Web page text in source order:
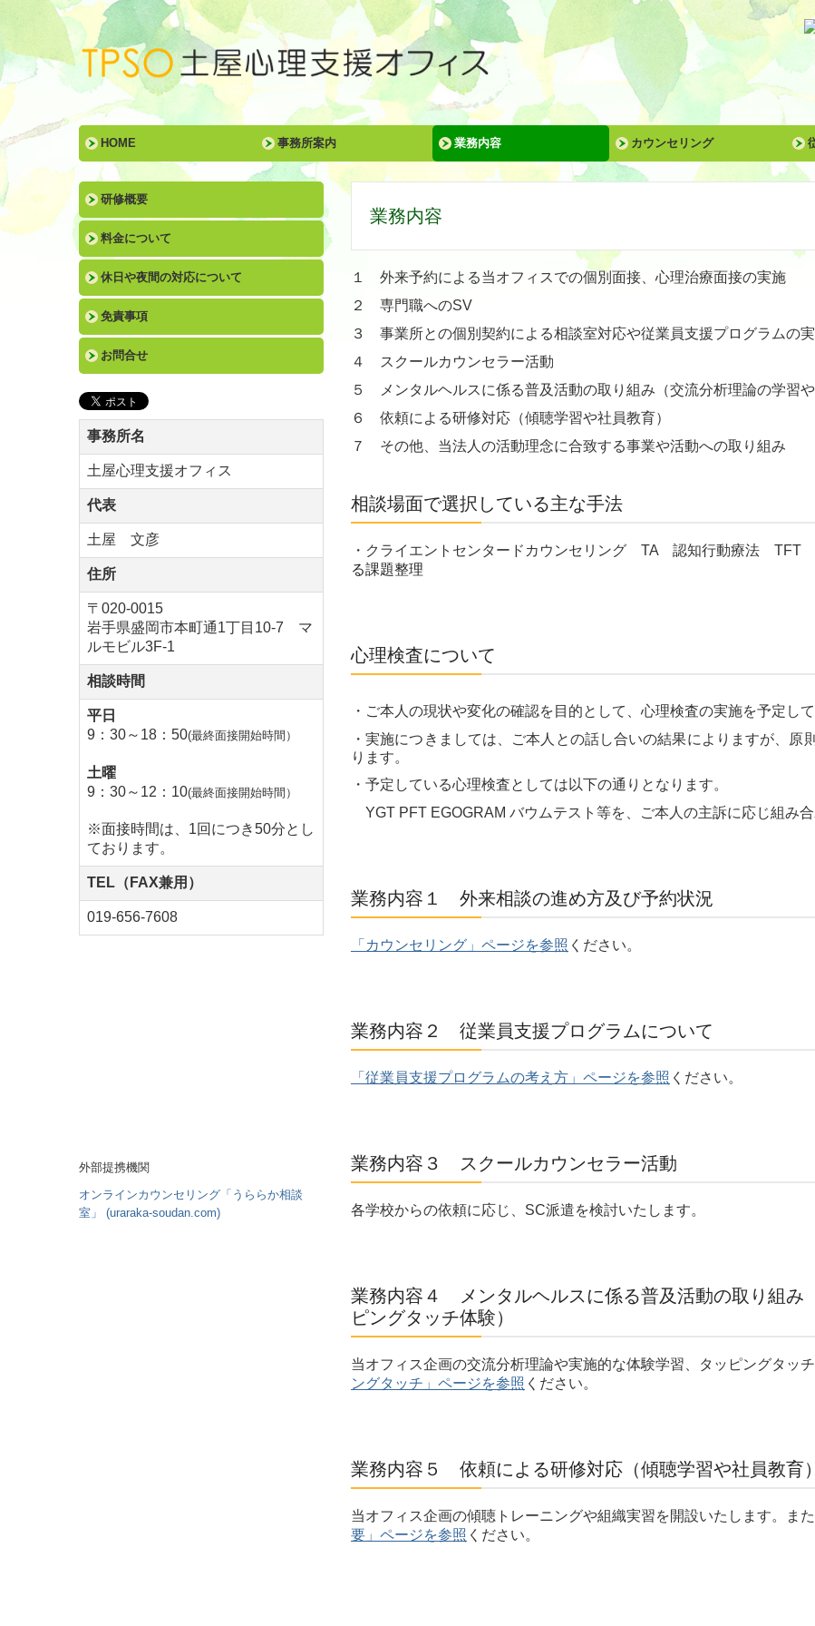
HOME 事務所案内 業務内容 カウンセリング
研修概要
料金について
休日や夜間の対応について
免責事項
お問合せ
事務所名
土屋心理支援オフィス
代表
土屋 文彦
住所
〒020-0015
岩手県盛岡市本町通1丁目10-7 マ
ルモビル3F-1
相談時間
平日
9：30～18： 50(最終面接開始時間）
土曜
9：30～12：10(最終面接開始時間）
※面接時間は、1回につき50分とし
ております。
TEL（FAX兼用）
019-656-7608
外部提携機関
オンラインカウンセリング「うららか相談
室」 (uraraka-soudan.com)
業務内容
１ 外来予約による当オフィスでの個別面接、心理治療面接の実施
２ 専門職へのSV
３ 事業所との個別契約による相談室対応や従業員支援プログラムの
４
スクールカウンセラー活動
５ メンタルヘルスに係る普及活動の取り組み（交流分析理論の学習
６ 依頼による研修対応（傾聴学習や社員教育）
７ その他、当法人の活動理念に合致する事業や活動への取り組み
相談場面で選択している主な手法
・クライエントセンタードカウンセリング TA 認知行動療法 TFT
る課題整理
心理検査について
・ご本人の現状や変化の確認を目的として、心理検査の実施を予定して
・実施につきましては、ご本人との話し合いの結果によりますが、
ります。
・予定している心理検査としては以下の通りとなります。
YGT PFT EGOGRAM バウムテスト等を、ご本人の主訴に応じ組み合
業務内容１ 外来相談の進め方及び予約状況
「カウンセリング」ページを参照 ください。
業務内容２ 従業員支援プログラムについて
「従業員支援プログラムの考え方」ページを参照 ください。
業務内容３ スクールカウンセラー活動
各学校からの依頼に応じ、SC派遣を検討いたします。
業務内容４ メンタルヘルスに係る普及活動の取り組み
ピングタッチ体験）
当オフィス企画の交流分析理論や実施的な体験学習、タッピングタッ
ングタッチ」ページを参照 ください。
業務内容５ 依頼による研修対応（傾聴学習や社員教育）
当オフィス企画の傾聴トレーニングや組織実習を開設いたします。ま
要」ページを参照 ください。